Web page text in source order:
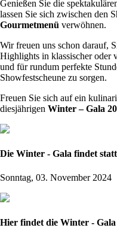
Genießen Sie die
lassen Sie sich zwischen den
Gourmetmenü verwöhnen.
Wir freuen uns schon darauf,
Highlights in klassischer oder
und für rundum perfekte
Showfestscheune zu sorgen.
Freuen Sie sich auf ein
diesjährigen Winter – Gala
Die Winter - Gala findet
Sonntag, 03. November 2024
Hier findet die Winter -